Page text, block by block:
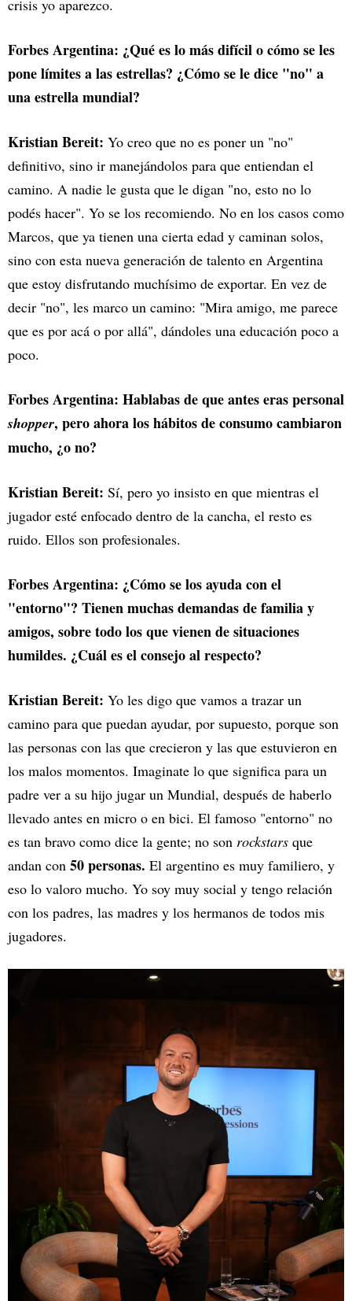
crisis yo aparezco.
Forbes Argentina: ¿Qué es lo más difícil o cómo se les
pone límites a las estrellas? ¿Cómo se le dice "no" a
una estrella mundial?
Kristian Bereit: Yo creo que no es poner un "no"
definitivo, sino ir manejándolos para que entiendan el
camino. A nadie le gusta que le digan "no, esto no lo
podés hacer". Yo se los recomiendo. No en los casos como
Marcos, que ya tienen una cierta edad y caminan solos,
sino con esta nueva generación de talento en Argentina
que estoy disfrutando muchísimo de exportar. En vez de
decir "no", les marco un camino: "Mira amigo, me parece
que es por acá o por allá", dándoles una educación poco a
poco.
Forbes Argentina: Hablabas de que antes eras personal
shopper, pero ahora los hábitos de consumo cambiaron
mucho, ¿o no?
Kristian Bereit: Sí, pero yo insisto en que mientras el
jugador esté enfocado dentro de la cancha, el resto es
ruido. Ellos son profesionales.
Forbes Argentina: ¿Cómo se los ayuda con el
"entorno"? Tienen muchas demandas de familia y
amigos, sobre todo los que vienen de situaciones
humildes. ¿Cuál es el consejo al respecto?
Kristian Bereit: Yo les digo que vamos a trazar un
camino para que puedan ayudar, por supuesto, porque son
las personas con las que crecieron y las que estuvieron en
los malos momentos. Imaginate lo que significa para un
padre ver a su hijo jugar un Mundial, después de haberlo
llevado antes en micro o en bici. El famoso "entorno" no
es tan bravo como dice la gente; no son rockstars que
andan con 50 personas. El argentino es muy familiero, y
eso lo valoro mucho. Yo soy muy social y tengo relación
con los padres, las madres y los hermanos de todos mis
jugadores.